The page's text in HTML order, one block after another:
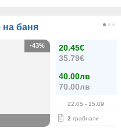
баня
20.45€
35.79€
40.00лв
70.00лв
22.05 - 15.09
2 грабнати
-43%